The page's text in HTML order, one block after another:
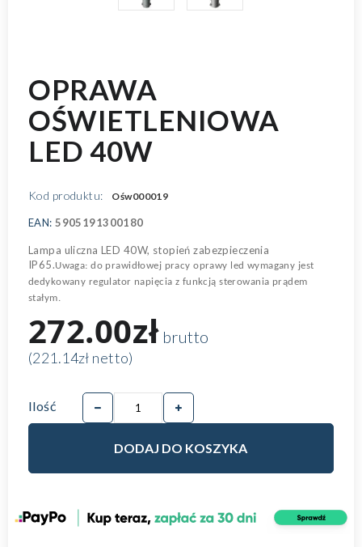
OPRAWA
OŚWIETLENIOWA
LED 40W
Kod produktu: Ośw000019
EAN: 5905191300180
Lampa uliczna LED 40W, stopień zabezpieczenia
IP65.Uwaga: do prawidłowej pracy oprawy led wymagany jest
dedykowany regulator napięcia z funkcją sterowania prądem
stałym.
272.00złbrutto
(221.14zł netto)
Ilość
DODAJ DO KOSZYKA